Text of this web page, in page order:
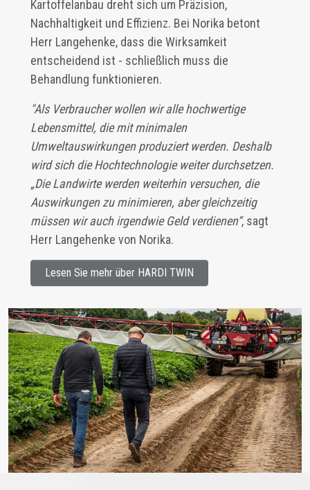
Kartoffelanbau dreht sich um Präzision,
Nachhaltigkeit und Effizienz. Bei Norika betont
Herr Langehenke, dass die Wirksamkeit
entscheidend ist - schließlich muss die
Behandlung funktionieren.
"Als Verbraucher wollen wir alle hochwertige
Lebensmittel, die mit minimalen
Umweltauswirkungen produziert werden. Deshalb
wird sich die Hochtechnologie weiter durchsetzen.
„Die Landwirte werden weiterhin versuchen, die
Auswirkungen zu minimieren, aber gleichzeitig
müssen wir auch irgendwie Geld verdienen“, sagt
Herr Langehenke von Norika.
Lesen Sie mehr über HARDI TWIN